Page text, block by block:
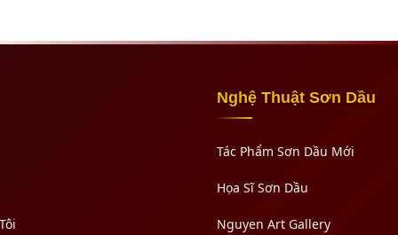
Nghệ Thuật Sơn Dầu
Tác Phẩm Sơn Dầu Mới
Họa Sĩ Sơn Dầu
Nguyen Art Gallery